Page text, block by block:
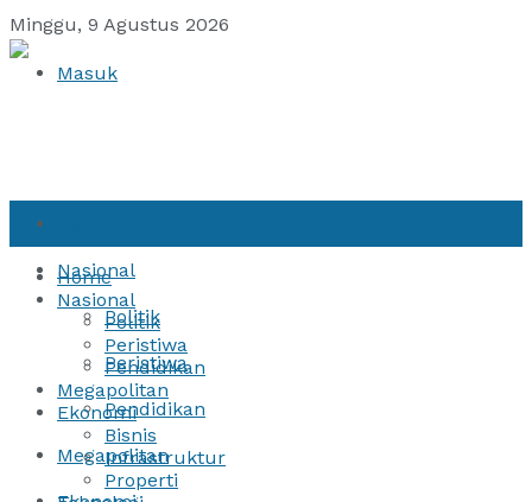
Minggu, 9 Agustus 2026
Masuk
Nasional
Politik
Peristiwa
Pendidikan
Megapolitan
Home
Nasional
Politik
Peristiwa
Pendidikan
Megapolitan
Ekonomi
Bisnis
Infrastruktur
Properti